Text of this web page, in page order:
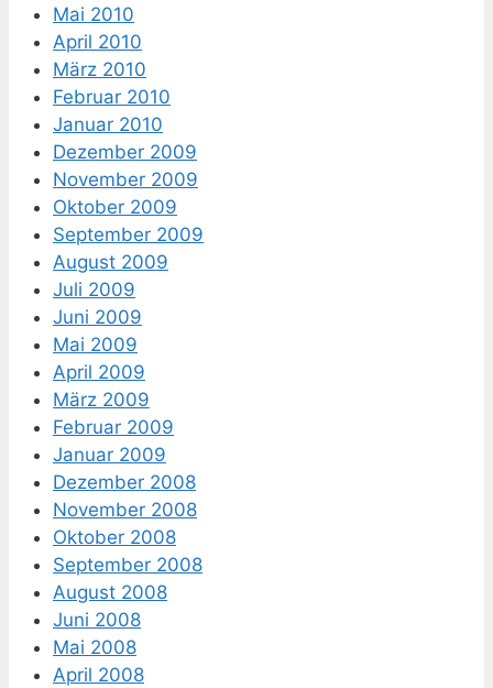
Mai 2010
April 2010
März 2010
Februar 2010
Januar 2010
Dezember 2009
November 2009
Oktober 2009
September 2009
August 2009
Juli 2009
Juni 2009
Mai 2009
April 2009
März 2009
Februar 2009
Januar 2009
Dezember 2008
November 2008
Oktober 2008
September 2008
August 2008
Juni 2008
Mai 2008
April 2008